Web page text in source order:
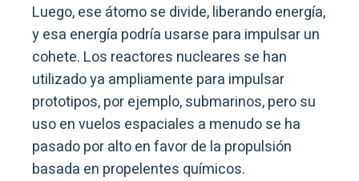
Luego, ese átomo se divide, liberando energía,
y esa energía podría usarse para impulsar un
cohete. Los reactores nucleares se han
utilizado ya ampliamente para impulsar
prototipos, por ejemplo, submarinos, pero su
uso en vuelos espaciales a menudo se ha
pasado por alto en favor de la propulsión
basada en propelentes químicos.